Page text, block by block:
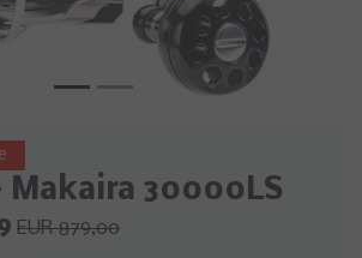
Makaira 30000LS
EUR 879,00